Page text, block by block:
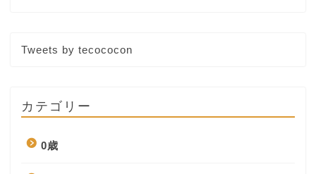
Tweets by tecococon
カテゴリー
0歳